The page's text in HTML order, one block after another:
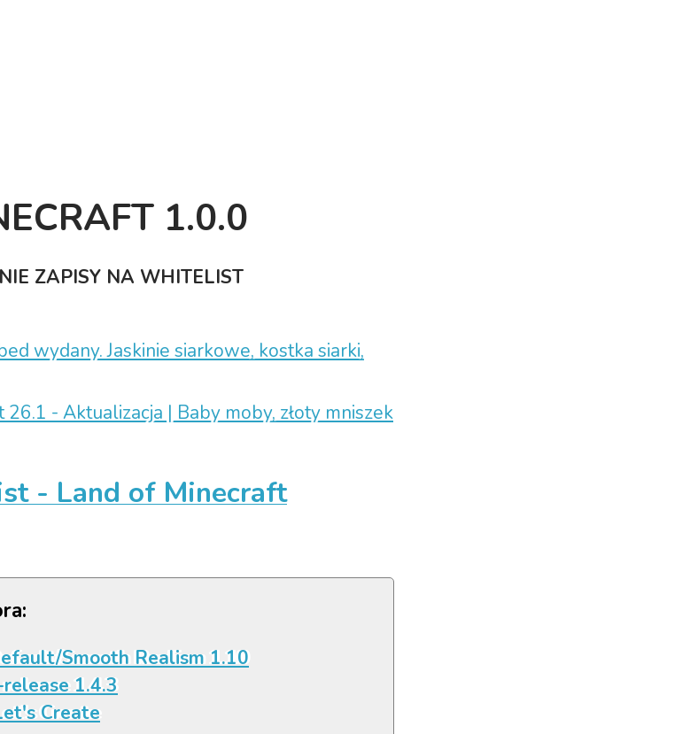
1.0.0
ZAPISY NA WHITELIST
wydany. Jaskinie siarkowe, kostka siarki,
- Aktualizacja | Baby moby, złoty mniszek
- Land of Minecraft
Smooth Realism 1.10
1.4.3
Create